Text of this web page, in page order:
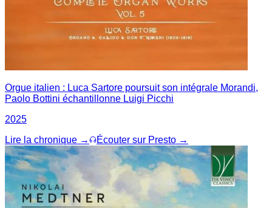
Orgue italien : Luca Sartore poursuit son intégrale Morandi,
Paolo Bottini échantillonne Luigi Picchi
2025
Lire la chronique →
Écouter sur Presto →